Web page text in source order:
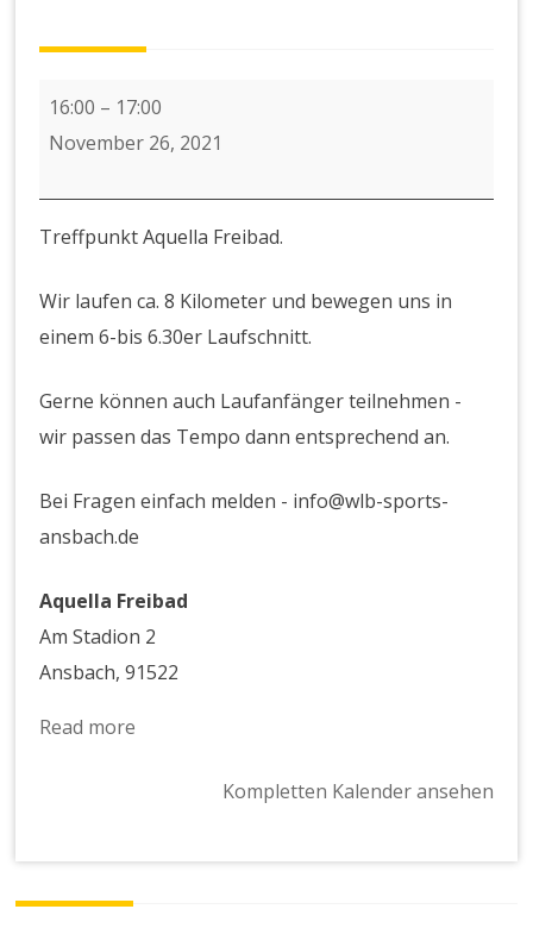
Laufen
16:00 – 17:00
November 26, 2021
Treffpunkt Aquella Freibad.
Wir laufen ca. 8 Kilometer und bewegen uns in
einem 6-bis 6.30er Laufschnitt.
Gerne können auch Laufanfänger teilnehmen -
wir passen das Tempo dann entsprechend an.
Bei Fragen einfach melden - info@wlb-sports-
ansbach.de
Aquella Freibad
Am Stadion 2
Ansbach,91522
Read more
Kompletten Kalender ansehen